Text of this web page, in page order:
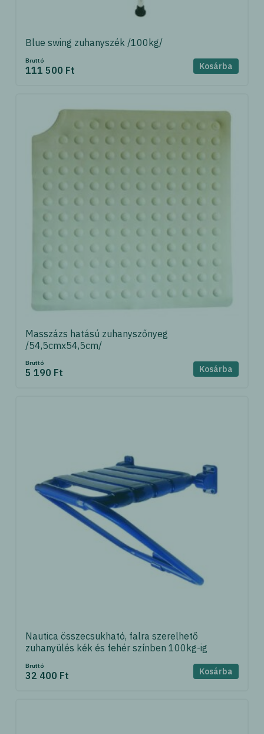
Blue swing zuhanyszék /100kg/
Bruttó
111 500 Ft Kosárba
Masszázs hatású zuhanyszőnyeg
/54,5cmx54,5cm/
Bruttó
5 190 Ft Kosárba
Nautica összecsukható, falra szerelhető
zuhanyülés kék és fehér színben 100kg-ig
Bruttó
32 400 Ft Kosárba